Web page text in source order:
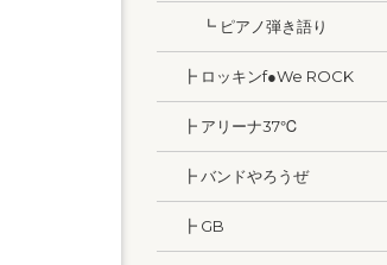
┗ ピアノ弾き語り
┣ ロッキンf●We ROCK
┣ アリーナ37℃
┣ バンドやろうぜ
┣ GB